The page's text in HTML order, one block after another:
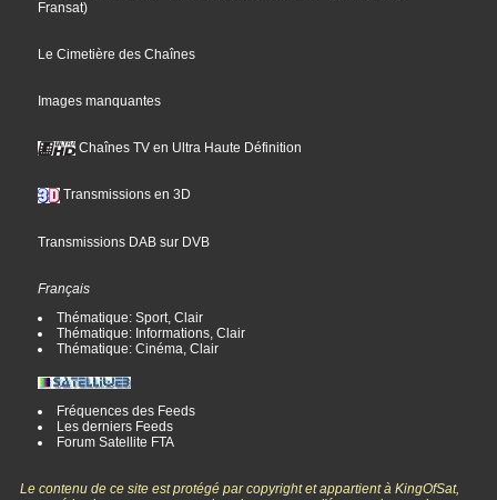
Fransat)
Le Cimetière des Chaînes
Images manquantes
Chaînes TV en Ultra Haute Définition
Transmissions en 3D
Transmissions DAB sur DVB
Français
Thématique: Sport, Clair
Thématique: Informations, Clair
Thématique: Cinéma, Clair
Fréquences des Feeds
Les derniers Feeds
Forum Satellite FTA
Le contenu de ce site est protégé par copyright et appartient à KingOfSat,